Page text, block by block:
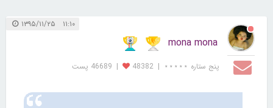
۱۱:۱۰ ۱۳۹۵/۱۱/۲۵
mona mona
پنج ستاره ⋆⋆⋆⋆⋆ |
48382
| 46689 پست